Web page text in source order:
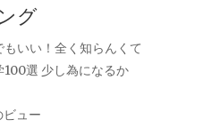
グ
もいい！全く知らんくて
100選 少し為になるか
ュー